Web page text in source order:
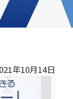
年10月14日